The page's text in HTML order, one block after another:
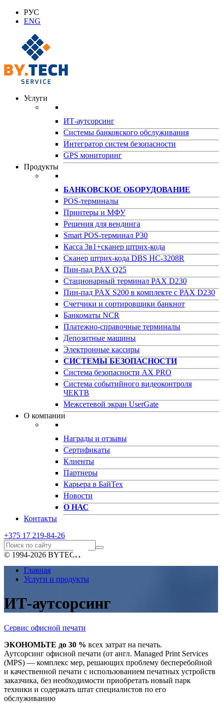
РУС
ENG
Услуги
ИТ-аутсорсинг
Системы банковского обслуживания
Интегратор систем безопасности
GPS мониторинг
Продукты
БАНКОВСКОЕ ОБОРУДОВАНИЕ
POS-терминалы
Принтеры и МФУ
Решения для вендинга
Smart POS-терминал P30
Касса 3в1+сканер штрих-кода
Сканер штрих-кода DBS HC-3208R
Пин-пад PAX Q25
Стационарный терминал PAX D230
Пин-пад PAX S200 в комплекте с PAX D230
Счетчики и сортировщики банкнот
Банкоматы NCR
Платежно-справочные терминалы
Депозитные машины
Электронные кассиры
СИСТЕМЫ БЕЗОПАСНОСТИ
Система безопасности AX PRO
Система событийного видеоконтроля
ЧЕКТВ
Межсетевой экран UserGate
О компании
Награды и отзывы
Сертификаты
Клиенты
Партнеры
Карьера в БайТех
Новости
О НАС
Контакты
+375 17 219-84-26
© 1994-2026 BYTECH
Главная
Услуги и продукты
ИТ-аутсорсинг
Сервис офисной печати
ЭКОНОМЬТЕ до 30 % всех затрат на печать.
Аутсорсинг офисной печати (от англ. Managed Print Services
(MPS) — комплекс мер, решающих проблему бесперебойной
и качественной печати с использованием печатных устройств
заказчика, без необходимости приобретать новый парк
техники и содержать штат специалистов по его
обслуживанию